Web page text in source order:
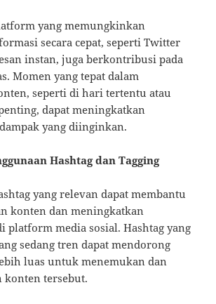
yang memungkinkan
secara cepat, seperti Twitter
instan, juga berkontribusi pada
Momen yang tepat dalam
seperti di hari tertentu atau
dapat meningkatkan
yang diinginkan.
Hashtag dan Tagging
yang relevan dapat membantu
konten dan meningkatkan
platform media sosial. Hashtag yang
sedang tren dapat mendorong
luas untuk menemukan dan
konten tersebut.